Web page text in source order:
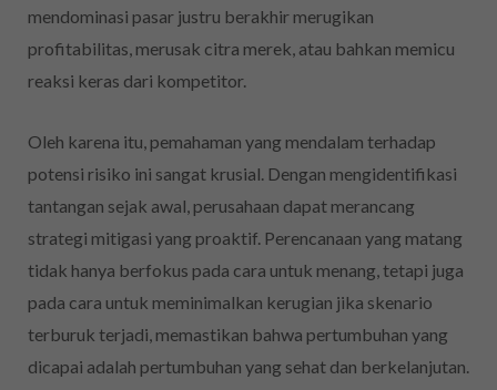
mendominasi pasar justru berakhir merugikan
profitabilitas, merusak citra merek, atau bahkan memicu
reaksi keras dari kompetitor.
Oleh karena itu, pemahaman yang mendalam terhadap
potensi risiko ini sangat krusial. Dengan mengidentifikasi
tantangan sejak awal, perusahaan dapat merancang
strategi mitigasi yang proaktif. Perencanaan yang matang
tidak hanya berfokus pada cara untuk menang, tetapi juga
pada cara untuk meminimalkan kerugian jika skenario
terburuk terjadi, memastikan bahwa pertumbuhan yang
dicapai adalah pertumbuhan yang sehat dan berkelanjutan.